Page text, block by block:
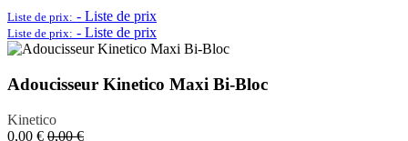
Liste de prix: - Liste de prix
Liste de prix: - Liste de prix
Adoucisseur Kinetico Maxi Bi-Bloc
Kinetico
0,00 € 0,00€